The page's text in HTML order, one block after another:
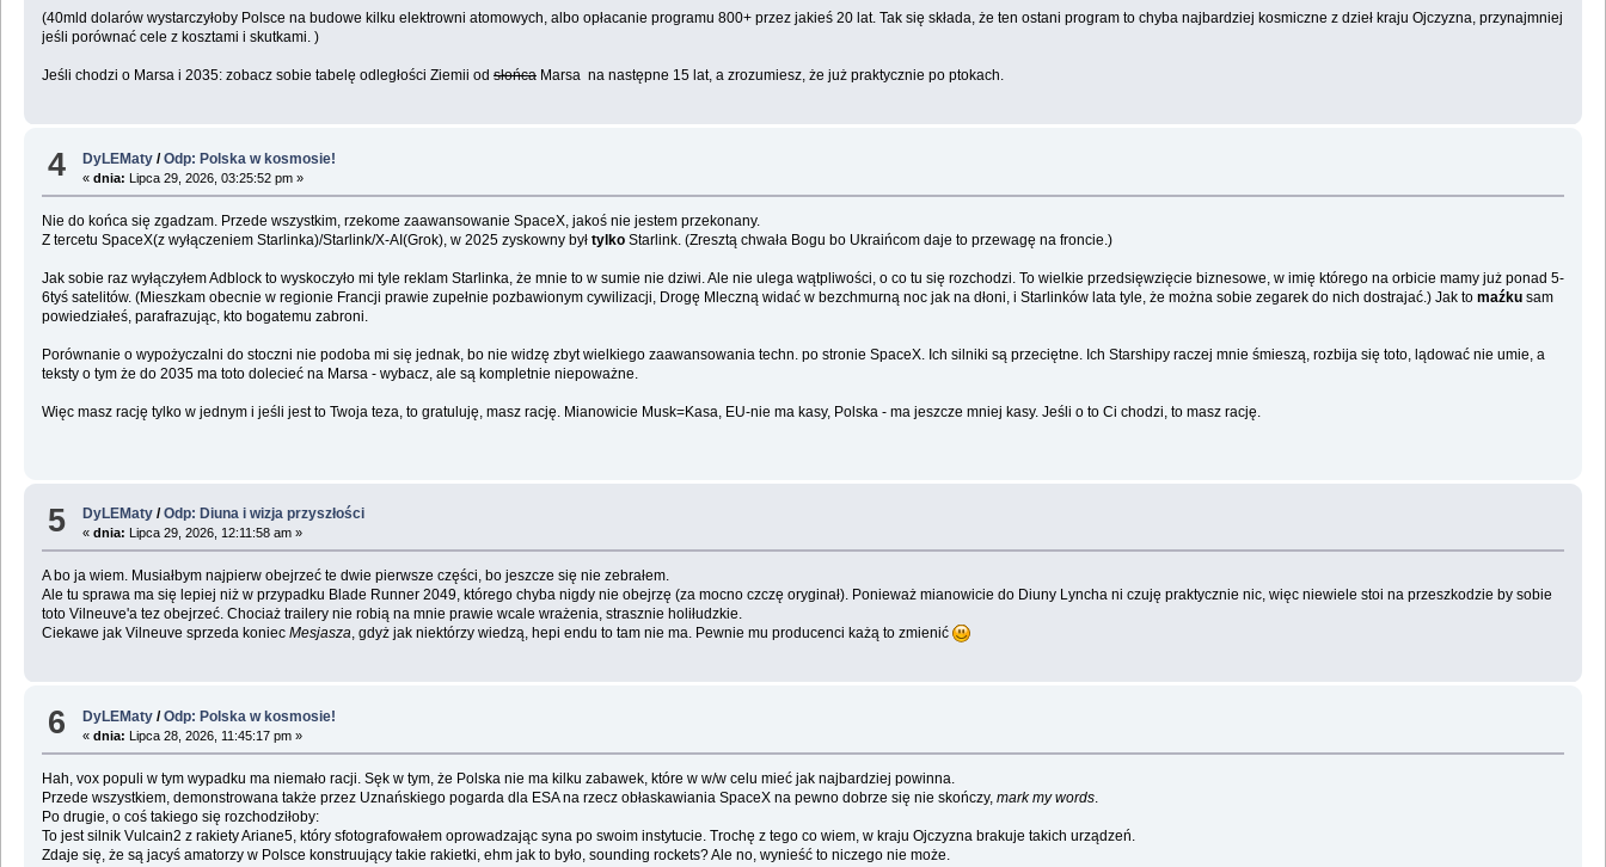
(40mld dolarów wystarczyłoby Polsce na budowe kilku elektrowni atomowych, albo opłacanie programu 800+ przez jakieś 20 lat. Tak się składa, że ten ostani program to chyba najbardziej kosmiczne z dzieł kraju Ojczyzna, przynajmniej
jeśli porównać cele z kosztami i skutkami. )
Jeśli chodzi o Marsa i 2035: zobacz sobie tabelę odległości Ziemii od słońcaMarsa na następne 15 lat, a zrozumiesz, że już praktycznie po ptokach.
4 DyLEMaty /Odp: Polska w kosmosie!
«dnia: Lipca 29, 2026, 03:25:52 pm »
Nie do końca się zgadzam. Przede wszystkim, rzekome zaawansowanie SpaceX, jakoś nie jestem przekonany.
Z tercetu SpaceX(z wyłączeniem Starlinka)/Starlink/X-AI(Grok), w 2025 zyskowny był tylkoStarlink. (Zresztą chwała Bogu bo Ukraińcom daje to przewagę na froncie.)
Jak sobie raz wyłączyłem Adblock to wyskoczyło mi tyle reklam Starlinka, że mnie to w sumie nie dziwi. Ale nie ulega wątpliwości, o co tu się rozchodzi. To wielkie przedsięwzięcie biznesowe, w imię którego na orbicie mamy już ponad 5-
6tyś satelitów. (Mieszkam obecnie w regionie Francji prawie zupełnie pozbawionym cywilizacji, Drogę Mleczną widać w bezchmurną noc jak na dłoni, i Starlinków lata tyle, że można sobie zegarek do nich dostrajać.) Jak to maźkusam
powiedziałeś, parafrazując, kto bogatemu zabroni.
Porównanie o wypożyczalni do stoczni nie podoba mi się jednak, bo nie widzę zbyt wielkiego zaawansowania techn. po stronie SpaceX. Ich silniki są przeciętne. Ich Starshipy raczej mnie śmieszą, rozbija się toto, lądować nie umie, a
teksty o tym że do 2035 ma toto dolecieć na Marsa - wybacz, ale są kompletnie niepoważne.
Więc masz rację tylko w jednym i jeśli jest to Twoja teza, to gratuluję, masz rację. Mianowicie Musk=Kasa, EU-nie ma kasy, Polska - ma jeszcze mniej kasy. Jeśli o to Ci chodzi, to masz rację.
5 DyLEMaty /Odp: Diuna i wizja przyszłości
«dnia: Lipca 29, 2026, 12:11:58 am »
A bo ja wiem. Musiałbym najpierw obejrzeć te dwie pierwsze części, bo jeszcze się nie zebrałem.
Ale tu sprawa ma się lepiej niż w przypadku Blade Runner 2049, którego chyba nigdy nie obejrzę (za mocno czczę oryginał). Ponieważ mianowicie do Diuny Lyncha ni czuję praktycznie nic, więc niewiele stoi na przeszkodzie by sobie
toto Vilneuve'a tez obejrzeć. Chociaż trailery nie robią na mnie prawie wcale wrażenia, strasznie holiłudzkie.
Ciekawe jak Vilneuve sprzeda koniec Mesjasza, gdyż jak niektórzy wiedzą, hepi endu to tam nie ma. Pewnie mu producenci każą to zmienić
6 DyLEMaty /Odp: Polska w kosmosie!
«dnia: Lipca 28, 2026, 11:45:17 pm »
Hah, vox populi w tym wypadku ma niemało racji. Sęk w tym, że Polska nie ma kilku zabawek, które w w/w celu mieć jak najbardziej powinna.
Przede wszystkiem, demonstrowana także przez Uznańskiego pogarda dla ESA na rzecz obłaskawiania SpaceX na pewno dobrze się nie skończy, mark my words.
Po drugie, o coś takiego się rozchodziłoby:
To jest silnik Vulcain2 z rakiety Ariane5, który sfotografowałem oprowadzając syna po swoim instytucie. Trochę z tego co wiem, w kraju Ojczyzna brakuje takich urządzeń.
Zdaje się, że są jacyś amatorzy w Polsce konstruujący takie rakietki, ehm jak to było, sounding rockets? Ale no, wynieść to niczego nie może.